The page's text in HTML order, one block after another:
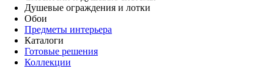
Душевые ограждения и лотки
Обои
Предметы интерьера
Каталоги
Готовые решения
Коллекции